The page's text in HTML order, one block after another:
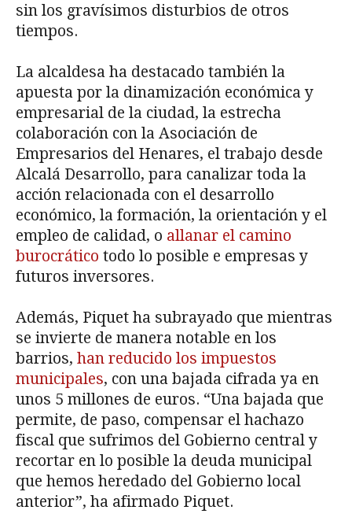
sin los gravísimos disturbios de otros
tiempos.
La alcaldesa ha destacado también la
apuesta por la dinamización económica y
empresarial de la ciudad, la estrecha
colaboración con la Asociación de
Empresarios del Henares, el trabajo desde
Alcalá Desarrollo, para canalizar toda la
acción relacionada con el desarrollo
económico, la formación, la orientación y el
empleo de calidad, o allanar el camino
burocrático todo lo posible e empresas y
futuros inversores.
Además, Piquet ha subrayado que mientras
se invierte de manera notable en los
barrios, han reducido los impuestos
municipales, con una bajada cifrada ya en
unos 5 millones de euros. “Una bajada que
permite, de paso, compensar el hachazo
fiscal que sufrimos del Gobierno central y
recortar en lo posible la deuda municipal
que hemos heredado del Gobierno local
anterior”, ha afirmado Piquet.